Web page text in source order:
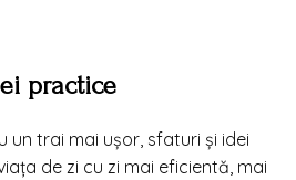
practice
un trai mai ușor, sfaturi și idei
de zi cu zi mai eficientă, mai